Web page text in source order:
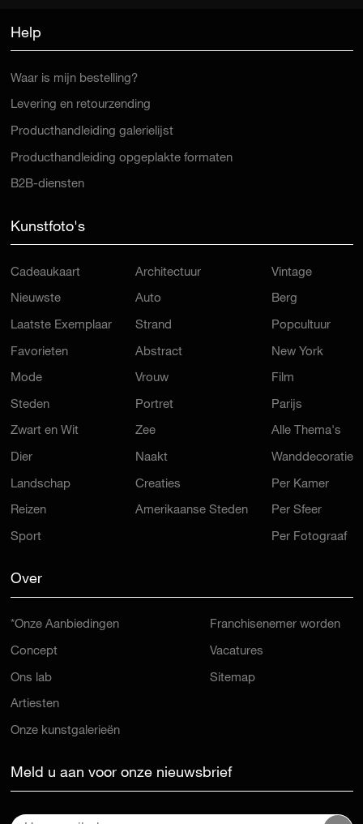
Help
Waar is mijn bestelling?
Levering en retourzending
Producthandleiding galerielijst
Producthandleiding opgeplakte formaten
B2B-diensten
Kunstfoto's
Cadeaukaart
Nieuwste
Laatste Exemplaar
Favorieten
Mode
Steden
Zwart en Wit
Dier
Landschap
Reizen
Sport
Architectuur
Auto
Strand
Abstract
Vrouw
Portret
Zee
Naakt
Creaties
Amerikaanse Steden
Vintage
Berg
Popcultuur
New York
Film
Parijs
Alle Thema's
Wanddecoratie
Per Kamer
Per Sfeer
Per Fotograaf
Over
*Onze Aanbiedingen
Concept
Ons lab
Artiesten
Onze kunstgalerieën
Franchisenemer worden
Vacatures
Sitemap
Meld u aan voor onze nieuwsbrief